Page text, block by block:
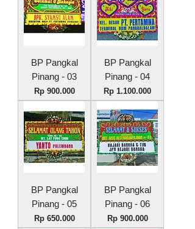
BP Pangkal
Pinang - 03
Harga
Rp 900.000
BP Pangkal
Pinang - 04
Harga
Rp 1.100.000
BP Pangkal
Pinang - 05
Harga
Rp 650.000
BP Pangkal
Pinang - 06
Harga
Rp 900.000